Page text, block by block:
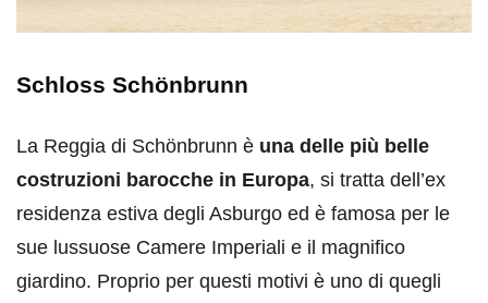
Schloss Schönbrunn
La Reggia di Schönbrunn è una delle più belle
costruzioni barocche in Europa, si tratta dell’ex
residenza estiva degli Asburgo ed è famosa per le
sue lussuose Camere Imperiali e il magnifico
giardino. Proprio per questi motivi è uno di quegli